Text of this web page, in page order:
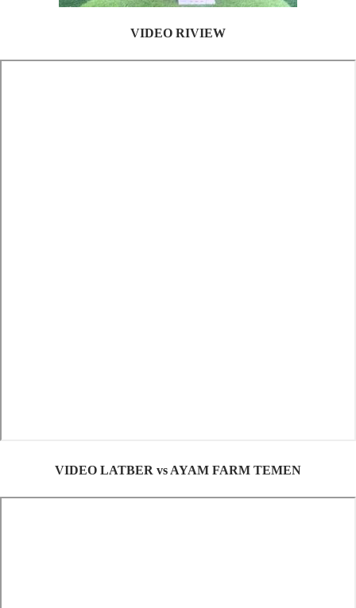
VIDEO RIVIEW
VIDEO LATBER vs AYAM FARM TEMEN